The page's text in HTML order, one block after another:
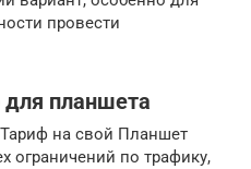
провести
для планшета
на свой Планшет
ограничений по трафику,